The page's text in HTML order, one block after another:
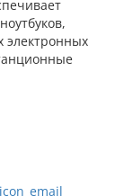
электронных